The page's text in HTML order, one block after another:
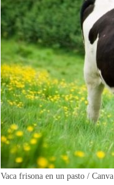
Vaca frisona en un pasto / Canva